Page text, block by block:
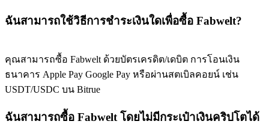
77,777+3k Rewards
ฉันสามารถใช้วิธีการชำระเงินใดเพื่อซื้อ Fabwelt?
คุณสามารถซื้อ Fabwelt ด้วยบัตรเครดิต/เดบิต การโอนเงิน
ธนาคาร Apple Pay Google Pay หรือผ่านสตเบิลคอยน์ เช่น
USDT/USDC บน Bitrue
ฉันสามารถซื้อ Fabwelt โดยไม่มีกระเป๋าเงินคริปโตได้